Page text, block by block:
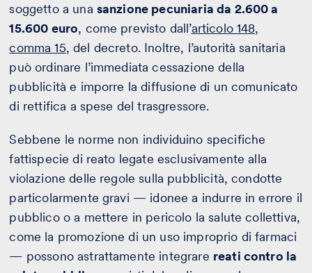
soggetto a una sanzione pecuniaria da 2.600 a
15.600 euro, come previsto dall’articolo 148,
comma 15, del decreto. Inoltre, l’autorità sanitaria
può ordinare l’immediata cessazione della
pubblicità e imporre la diffusione di un comunicato
di rettifica a spese del trasgressore.
Sebbene le norme non individuino specifiche
fattispecie di reato legate esclusivamente alla
violazione delle regole sulla pubblicità, condotte
particolarmente gravi — idonee a indurre in errore il
pubblico o a mettere in pericolo la salute collettiva,
come la promozione di un uso improprio di farmaci
— possono astrattamente integrare reati contro la